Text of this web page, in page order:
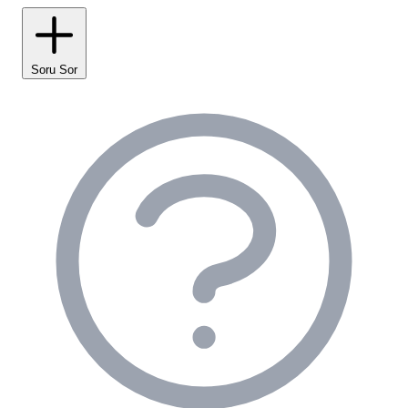
kolaylıklarından biridir. Çadır alanlarımız,
Olimpos'un o cadde üstü karmaşasından uzak,
Her konaklama tipimizde, temizlik ve hijyen bizim
önceliğimizdir. Ortak kullanım alanları olan duş ve
tuvaletler, birçok evde rastlanmayacak kadar
titizlikle temizlenmektedir.Yalın Ayak Olimpos
konaklama seçenekleri
, doğanın içinde estetik ve
konforu bir araya getiriyor.
Yalın Ayak Olimpos Tesis
Olanakları ve Altyapı
Yalın Ayak Olimpos kamp alanı
, misafirlerimizin
konforunu ve ihtiyaçlarını göz önünde bulundurarak
Soru Sor